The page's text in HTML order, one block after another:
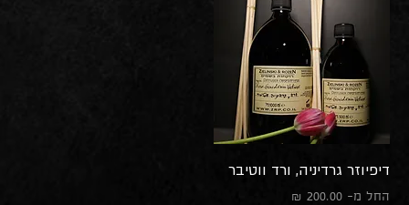
דיפיוזר גרדיניה, ורד ווטיבר
החל מ-
מחיר מבצע